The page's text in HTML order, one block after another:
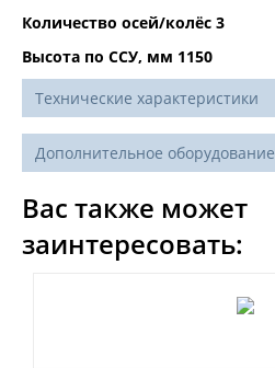
Количество осей/колёс 3
Высота по ССУ, мм 1150
Технические характеристики
Дополнительное оборудование
Вас также может
заинтересовать: